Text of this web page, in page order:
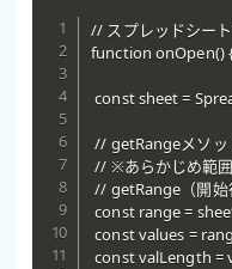
// スプレッドシー
function onOpen()
const sheet =
// getRangeメソッ
// ※あらかじめ範
// getRange（開始
const range =
const values =
const valLength =